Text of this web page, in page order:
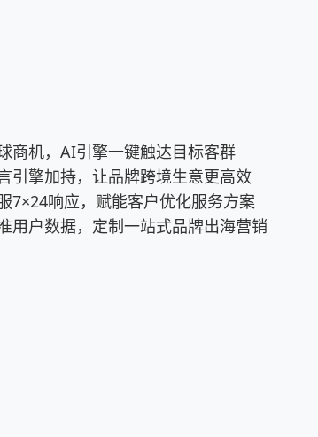
商机，AI引擎一键触达目标客群
引擎加持，让品牌跨境生意更高效
7×24响应，赋能客户优化服务方案
用户数据，定制一站式品牌出海营销